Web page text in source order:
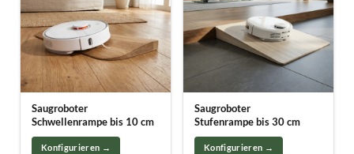
Saugroboter
Schwellenrampe bis 10 cm
Konfigurieren →
Saugroboter
Stufenrampe bis 30 cm
Konfigurieren →